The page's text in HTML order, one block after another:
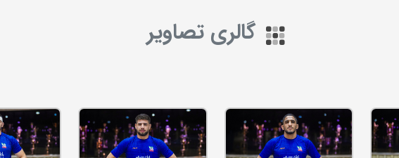
گالری تصاویر